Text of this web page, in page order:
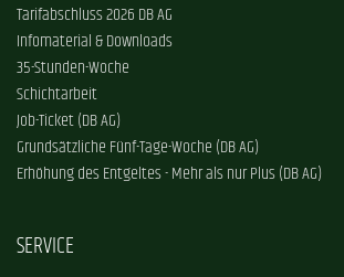
Tarifabschluss 2026 DB AG
Infomaterial & Downloads
35-Stunden-Woche
Schichtarbeit
Job-Ticket (DB AG)
Grundsätzliche Fünf-Tage-Woche (DB AG)
Erhöhung des Entgeltes - Mehr als nur Plus (DB AG)
SERVICE